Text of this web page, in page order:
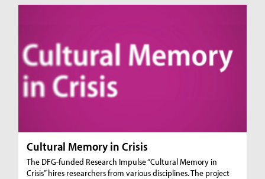
Cultural Memory in Crisis
The DFG-funded Research Impulse “Cultural Memory in
Crisis” hires researchers from various disciplines. The project